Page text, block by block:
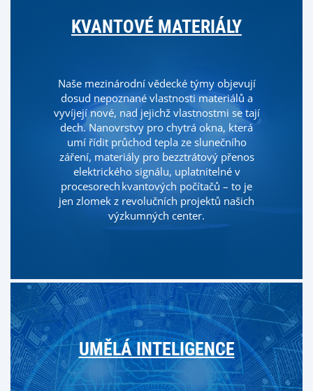
KVANTOVÉ MATERIÁLY
Naše mezinárodní vědecké týmy objevují
dosud nepoznané vlastnosti materiálů a
vyvíjejí nové, nad jejichž vlastnostmi se tají
dech. Nanovrstvy pro chytrá okna, která
umí řídit průchod tepla ze slunečního
záření, materiály pro bezztrátový přenos
elektrického signálu, uplatnitelné v
procesorech kvantových počítačů – to je
jen zlomek z revolučních projektů našich
výzkumných center.
UMĚLÁ INTELIGENCE